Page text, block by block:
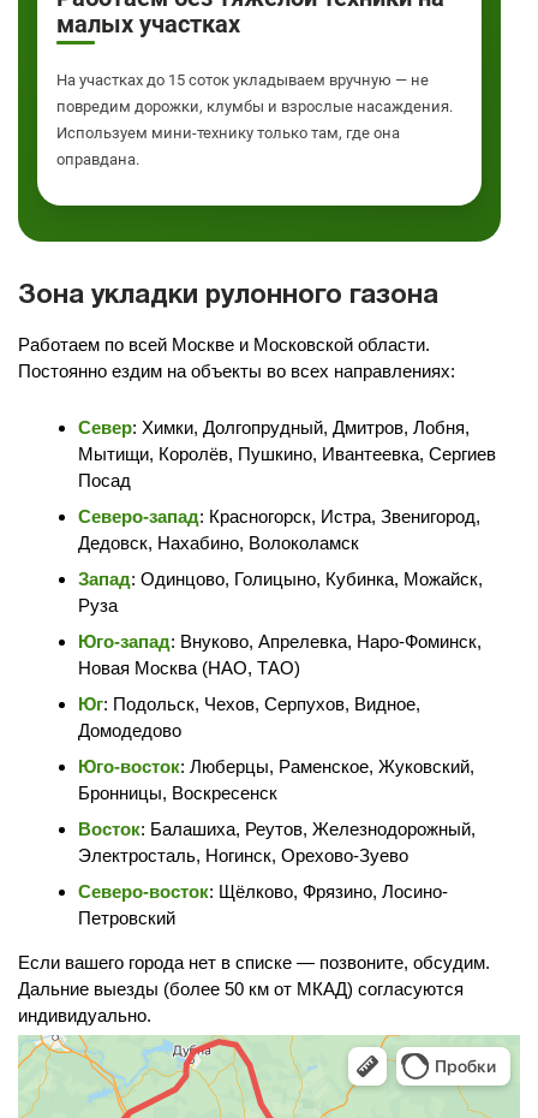
малых участках
На участках до 15 соток укладываем вручную — не
повредим дорожки, клумбы и взрослые насаждения.
Используем мини-технику только там, где она
оправдана.
Зона укладки рулонного газона
Работаем по всей Москве и Московской области.
Постоянно ездим на объекты во всех направлениях:
Север: Химки, Долгопрудный, Дмитров, Лобня,
Мытищи, Королёв, Пушкино, Ивантеевка, Сергиев
Посад
Северо-запад: Красногорск, Истра, Звенигород,
Дедовск, Нахабино, Волоколамск
Запад: Одинцово, Голицыно, Кубинка, Можайск,
Руза
Юго-запад: Внуково, Апрелевка, Наро-Фоминск,
Новая Москва (НАО, ТАО)
Юг: Подольск, Чехов, Серпухов, Видное,
Домодедово
Юго-восток: Люберцы, Раменское, Жуковский,
Бронницы, Воскресенск
Восток: Балашиха, Реутов, Железнодорожный,
Электросталь, Ногинск, Орехово-Зуево
Северо-восток: Щёлково, Фрязино, Лосино-
Петровский
Если вашего города нет в списке — позвоните, обсудим.
Дальние выезды (более 50 км от МКАД) согласуются
индивидуально.